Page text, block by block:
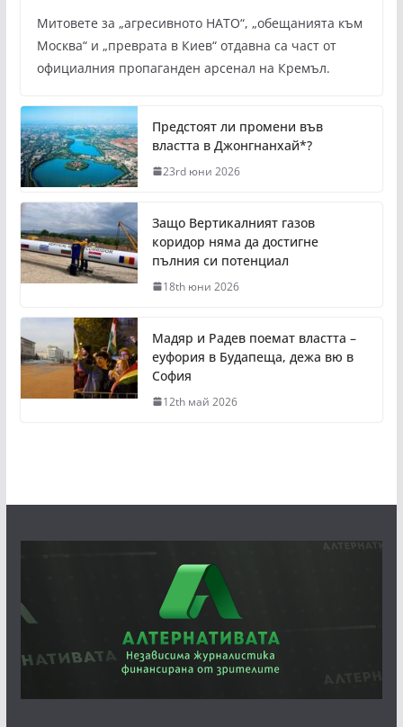
Митовете за „агресивното НАТО“, „обещанията към
Москва“ и „преврата в Киев“ отдавна са част от
официалния пропаганден арсенал на Кремъл.
Предстоят ли промени във
властта в Джонгнанхай*?
23rd юни 2026
Защо Вертикалният газов
коридор няма да достигне
пълния си потенциал
18th юни 2026
Мадяр и Радев поемат властта –
еуфория в Будапеща, дежа вю в
София
12th май 2026